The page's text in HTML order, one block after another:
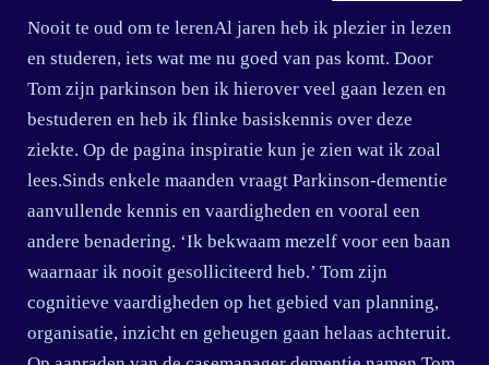
Nooit te oud om te lerenAl jaren heb ik plezier in lezen
en studeren, iets wat me nu goed van pas komt. Door
Tom zijn parkinson ben ik hierover veel gaan lezen en
bestuderen en heb ik flinke basiskennis over deze
ziekte. Op de pagina inspiratie kun je zien wat ik zoal
lees.Sinds enkele maanden vraagt Parkinson-dementie
aanvullende kennis en vaardigheden en vooral een
andere benadering. ‘Ik bekwaam mezelf voor een baan
waarnaar ik nooit gesolliciteerd heb.’ Tom zijn
cognitieve vaardigheden op het gebied van planning,
organisatie, inzicht en geheugen gaan helaas achteruit.